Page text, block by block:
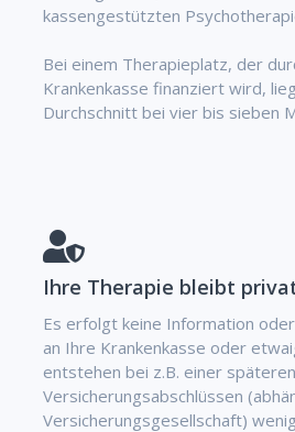
kassengestützten
Bei einem Therapieplatz, der
Krankenkasse finanziert wird,
Durchschnitt bei vier bis sieben
Ihre Therapie bleibt
Es erfolgt keine Information
an Ihre Krankenkasse oder
entstehen bei z.B. einer
Versicherungsabschlüssen
Versicherungsgesellschaft)